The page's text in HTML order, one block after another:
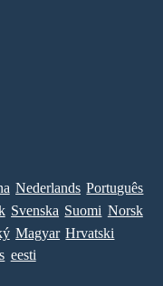
Nederlands Português
Svenska Suomi Norsk
Magyar Hrvatski
eesti